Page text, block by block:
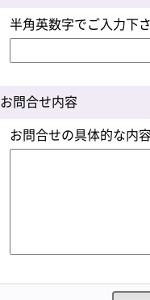
半角英数字でご入力下
お問合せ内容
お問合せの具体的な内